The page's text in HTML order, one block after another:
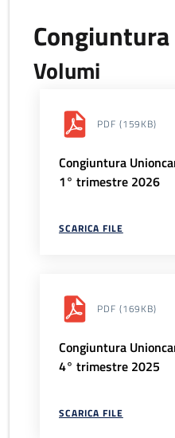
Volumi
PDF (159KB)
Congiuntura
1° trimestre 2026
SCARICA FILE
PDF (169KB)
Congiuntura
4° trimestre 2025
SCARICA FILE